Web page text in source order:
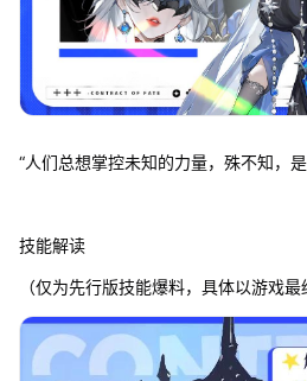
“人们总想掌控未知的力量，殊不知，
技能解读
（仅为先行版技能爆料，具体以游戏最